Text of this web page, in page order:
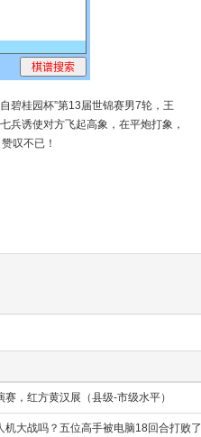
碧桂园杯”第13届世锦赛男7轮，王
兵诱使对方飞起高象，在平炮打象，
叹不已！
，红方黄汉展（县级-市级水平）
机大战吗？五位高手被电脑18回合打败了